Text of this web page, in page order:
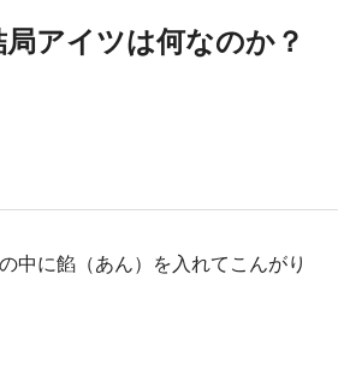
東北 青森 岩手 宮城
中国 鳥取 島根 岡山
時はありがとう 物語がはじまる町へ
舞〟の世界
展望台でコ
アイツは何なのか？
に餡（あん）を入れてこんがり